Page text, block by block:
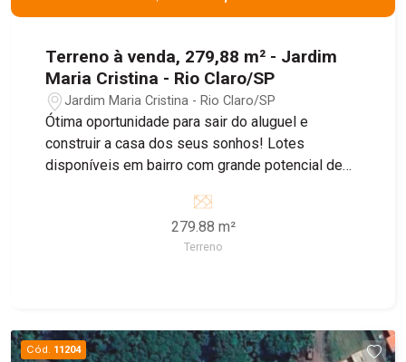
Terreno à venda, 279,88 m² - Jardim
Maria Cristina - Rio Claro/SP
Jardim Maria Cristina - Rio Claro/SP
Ótima oportunidade para sair do aluguel e
construir a casa dos seus sonhos! Lotes
disponíveis em bairro com grande potencial de
279.88 m²
Terreno
Cód. 11204